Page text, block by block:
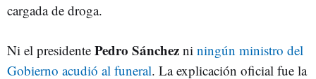
cargada de droga.
Ni el presidente Pedro Sánchez ni ningún ministro del
Gobierno acudió al funeral. La explicación oficial fue la